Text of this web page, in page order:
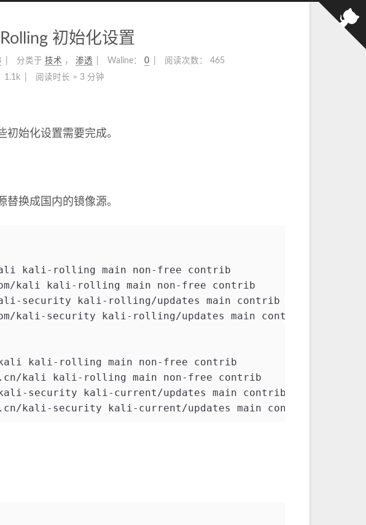
初始化设置
分类于 技术 ， 渗透 Waline： 0 阅读次数：
465
1.1k 阅读时长 ≈ 3 分钟
始化设置需要完成。
换成国内的镜像源。
kali-rolling main non-free contrib
kali kali-rolling main non-free contrib
security kali-rolling/updates main contrib non-free
kali-security kali-rolling/updates main contrib non-free
kali-rolling main non-free contrib
kali kali-rolling main non-free contrib
security kali-current/updates main contrib non-free
kali-security kali-current/updates main contrib non-free